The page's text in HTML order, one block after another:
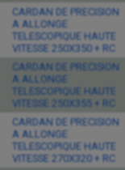
CARDAN DE PRECISION
A ALLONGE
TELESCOPIQUE HAUTE
VITESSE 250X350 + RC
CARDAN DE PRECISION
A ALLONGE
TELESCOPIQUE HAUTE
VITESSE 250X355 + RC
CARDAN DE PRECISION
A ALLONGE
TELESCOPIQUE HAUTE
VITESSE 270X320 + RC